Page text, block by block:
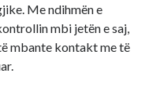
Me ndihmën e
mbi jetën e saj,
mbante kontakt me të